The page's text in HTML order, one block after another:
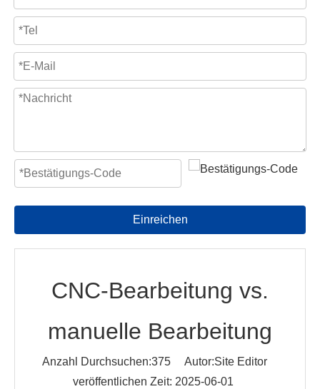
Einreichen
CNC-Bearbeitung vs.
manuelle Bearbeitung
Anzahl Durchsuchen:375Autor:Site Editor
veröffentlichen Zeit: 2025-06-01